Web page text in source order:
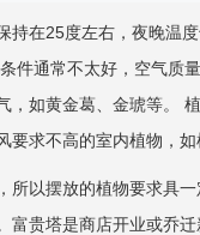
持在25度左右，夜晚温
件通常不太好，空气质
，如黄金葛、金琥等。
求不高的室内植物，如
所以摆放的植物要求具
富贵塔是商店开业或乔